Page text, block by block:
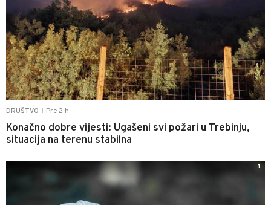
DRUŠTVO Pre 2 h
Konačno dobre vijesti: Ugašeni svi požari u Trebinju,
situacija na terenu stabilna
1